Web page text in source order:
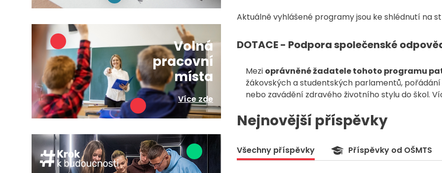
Aktuálně vyhlášené programy jsou ke shlédnutí na
DOTACE - Podpora společenské
Mezi oprávněné žadatele tohoto programu
žákovských a studentských parlamentů,
nebo zavádění zdravého životního stylu do škol.
Nejnovější příspěvky
Všechny příspěvky Příspěvky od OŠMTS
Volná
pracovní
místa
Více zde